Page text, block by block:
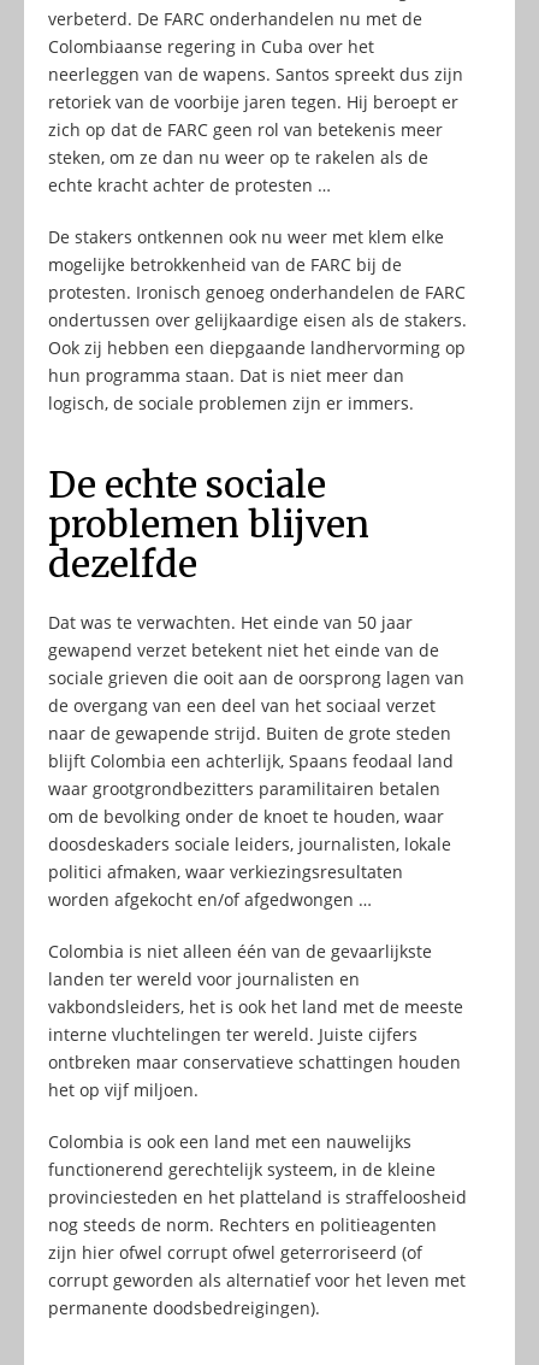
verbeterd. De FARC onderhandelen nu met de
Colombiaanse regering in Cuba over het
neerleggen van de wapens. Santos spreekt dus zijn
retoriek van de voorbije jaren tegen. Hij beroept er
zich op dat de FARC geen rol van betekenis meer
steken, om ze dan nu weer op te rakelen als de
echte kracht achter de protesten …
De stakers ontkennen ook nu weer met klem elke
mogelijke betrokkenheid van de FARC bij de
protesten. Ironisch genoeg onderhandelen de FARC
ondertussen over gelijkaardige eisen als de stakers.
Ook zij hebben een diepgaande landhervorming op
hun programma staan. Dat is niet meer dan
logisch, de sociale problemen zijn er immers.
De echte sociale
problemen blijven
dezelfde
Dat was te verwachten. Het einde van 50 jaar
gewapend verzet betekent niet het einde van de
sociale grieven die ooit aan de oorsprong lagen van
de overgang van een deel van het sociaal verzet
naar de gewapende strijd. Buiten de grote steden
blijft Colombia een achterlijk, Spaans feodaal land
waar grootgrondbezitters paramilitairen betalen
om de bevolking onder de knoet te houden, waar
doosdeskaders sociale leiders, journalisten, lokale
politici afmaken, waar verkiezingsresultaten
worden afgekocht en/of afgedwongen …
Colombia is niet alleen één van de gevaarlijkste
landen ter wereld voor journalisten en
vakbondsleiders, het is ook het land met de meeste
interne vluchtelingen ter wereld. Juiste cijfers
ontbreken maar conservatieve schattingen houden
het op vijf miljoen.
Colombia is ook een land met een nauwelijks
functionerend gerechtelijk systeem, in de kleine
provinciesteden en het platteland is straffeloosheid
nog steeds de norm. Rechters en politieagenten
zijn hier ofwel corrupt ofwel geterroriseerd (of
corrupt geworden als alternatief voor het leven met
permanente doodsbedreigingen).